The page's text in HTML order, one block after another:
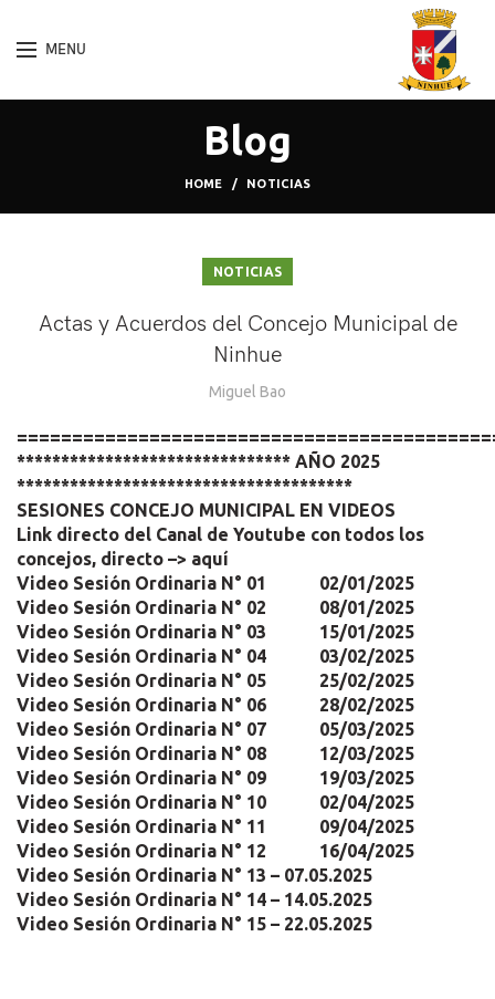
MENU
Blog
HOME NOTICIAS
NOTICIAS
Actas y Acuerdos del Concejo Municipal de
Ninhue
Miguel Bao
******************************* AÑO 2025
**************************************
SESIONES CONCEJO MUNICIPAL EN VIDEOS
Link directo del Canal de Youtube con todos los
concejos, directo –> aquí
Video Sesión Ordinaria N° 01
02/01/2025
Video Sesión Ordinaria N° 02 08/01/2025
Video Sesión Ordinaria N° 03 15/01/2025
Video Sesión Ordinaria N° 04 03/02/2025
Video Sesión Ordinaria N° 05 25/02/2025
Video Sesión Ordinaria N° 06 28/02/2025
Video Sesión Ordinaria N° 07
05/03/2025
Video Sesión Ordinaria N° 08
12/03/2025
Video Sesión Ordinaria N° 09
19/03/2025
Video Sesión Ordinaria N° 10
02/04/2025
Video Sesión Ordinaria N° 11
09/04/2025
Video Sesión Ordinaria N° 12 16/04/2025
Video Sesión Ordinaria N° 13 – 07.05.2025
Video Sesión Ordinaria N° 14 – 14.05.2025
Video Sesión Ordinaria N° 15 – 22.05.2025